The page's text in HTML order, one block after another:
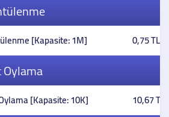
[Kapasite: 1M] 0,75 TL
[Kapasite: 10K] 10,67 TL